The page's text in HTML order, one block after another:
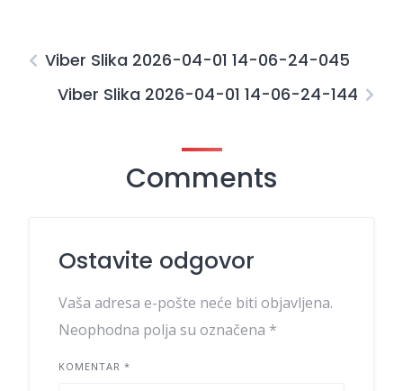
Viber Slika 2026-04-01 14-06-24-045
Viber Slika 2026-04-01 14-06-24-144
Comments
Ostavite odgovor
Vaša adresa e-pošte neće biti objavljena.
Neophodna polja su označena *
KOMENTAR *